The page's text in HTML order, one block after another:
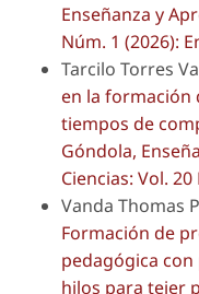
Enseñanza y
Núm. 1 (2026):
Tarcilo Torres
en la formación
tiempos de
Góndola,
Ciencias: Vol.
Vanda Thomas
Formación de
pedagógica
hilos para tejer